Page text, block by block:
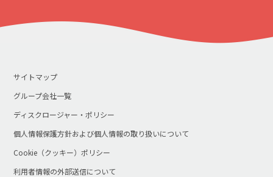
サイトマップ
グループ会社一覧
ディスクロージャー・ポリシー
個人情報保護方針および個人情報の取り扱いについて
Cookie（クッキー）ポリシー
利用者情報の外部送信について